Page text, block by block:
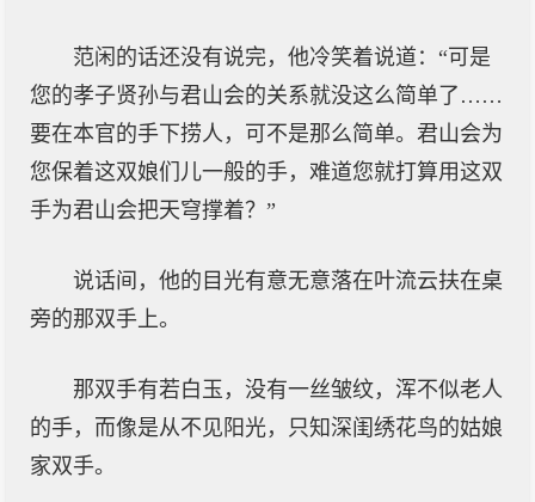
范闲的话还没有说完，他冷笑着说道：“可是
您的孝子贤孙与君山会的关系就没这么简单了……
要在本官的手下捞人，可不是那么简单。君山会为
您保着这双娘们儿一般的手，难道您就打算用这双
手为君山会把天穹撑着？”
说话间，他的目光有意无意落在叶流云扶在桌
旁的那双手上。
那双手有若白玉，没有一丝皱纹，浑不似老人
的手，而像是从不见阳光，只知深闺绣花鸟的姑娘
家双手。